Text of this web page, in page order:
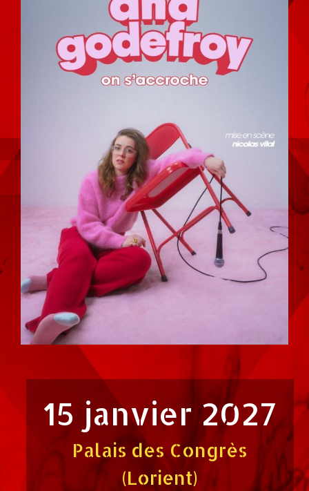
15 janvier 2027
Palais des Congrès
(Lorient)